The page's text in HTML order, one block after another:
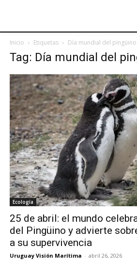
Inicio Etiquetas Día mundial del pingüino
Tag: Día mundial del
Ecología
25 de abril: el mundo
del Pingüino y advierte
a su supervivencia
Uruguay Visión Marítima - abril 26, 2026